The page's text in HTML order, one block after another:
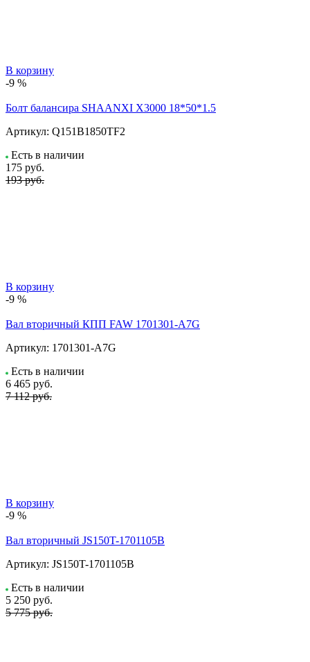
В корзину
-9 %
Болт балансира SHAANXI Х3000 18*50*1.5
Артикул: Q151B1850TF2
Есть в наличии
175 руб.
193 руб.
В корзину
-9 %
Вал вторичный КПП FAW 1701301-A7G
Артикул: 1701301-A7G
Есть в наличии
6 465 руб.
7 112 руб.
В корзину
-9 %
Вал вторичный JS150T-1701105B
Артикул: JS150T-1701105B
Есть в наличии
5 250 руб.
5 775 руб.